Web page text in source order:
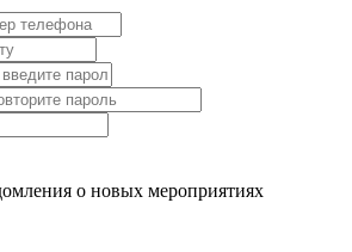
о новых мероприятиях